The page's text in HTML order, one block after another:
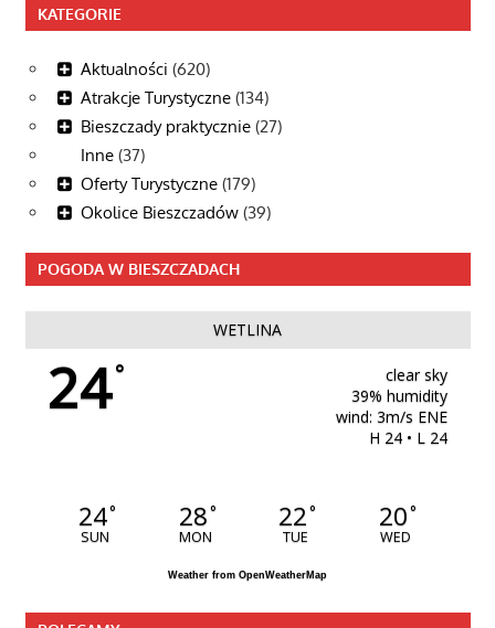
KATEGORIE
Aktualności (620)
Atrakcje Turystyczne (134)
Bieszczady praktycznie (27)
Inne (37)
Oferty Turystyczne (179)
Okolice Bieszczadów (39)
POGODA W BIESZCZADACH
WETLINA
24°
clear sky
39% humidity
wind: 3m/s ENE
H 24 • L 24
24°
SUN
28°
MON
22°
TUE
20°
WED
Weather from OpenWeatherMap